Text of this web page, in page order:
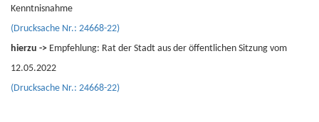
Kenntnisnahme
(Drucksache Nr.: 24668-22)
hierzu -> Empfehlung: Rat der Stadt aus der öffentlichen Sitzung vom
12.05.2022
(Drucksache Nr.: 24668-22)